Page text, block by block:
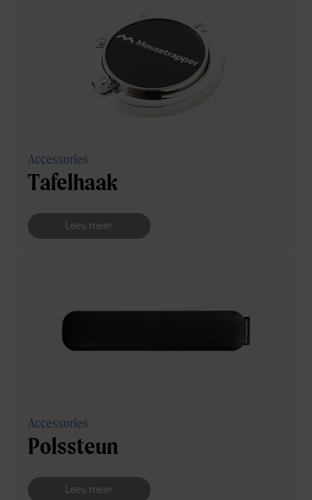
Accessories
Tafelhaak
Lees meer
Accessories
Polssteun
Lees meer